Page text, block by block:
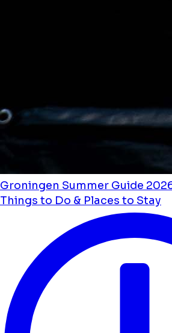
Groningen Summer Guide
Things to Do & Places to Stay